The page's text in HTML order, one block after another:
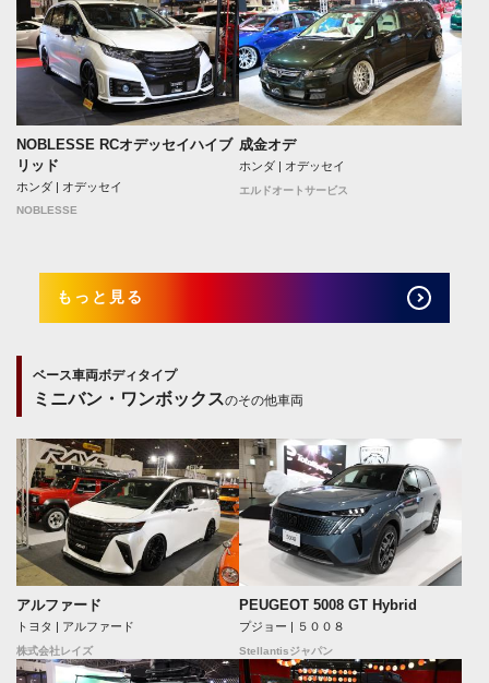
NOBLESSE RCオデッセイハイブ
リッド
ホンダ | オデッセイ
NOBLESSE
成金オデ
ホンダ | オデッセイ
エルドオートサービス
もっと見る
ベース車両ボディタイプ
ミニバン・ワンボックスのその他車両
アルファード
トヨタ | アルファード
株式会社レイズ
PEUGEOT 5008 GT Hybrid
プジョー | ５００８
Stellantisジャパン